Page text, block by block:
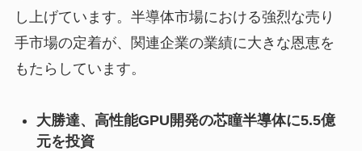
し上げています。半導体市場における強烈な売り
手市場の定着が、関連企業の業績に大きな恩恵を
もたらしています。
大勝達、高性能GPU開発の芯瞳半導体に5.5億
元を投資